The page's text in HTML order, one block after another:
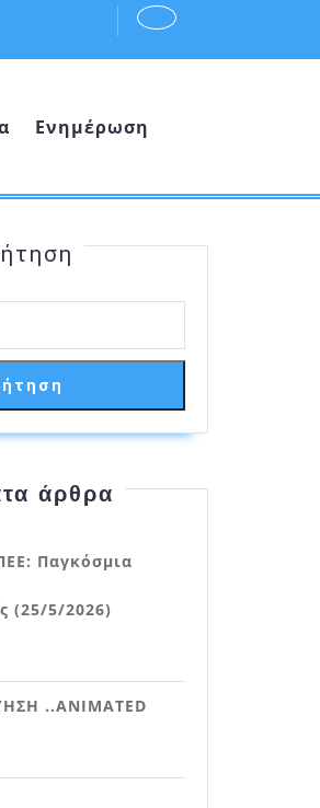
Ενημέρωση
άρθρα
Παγκόσμια
(25/5/2026)
..ΑΝΙΜΑΤED